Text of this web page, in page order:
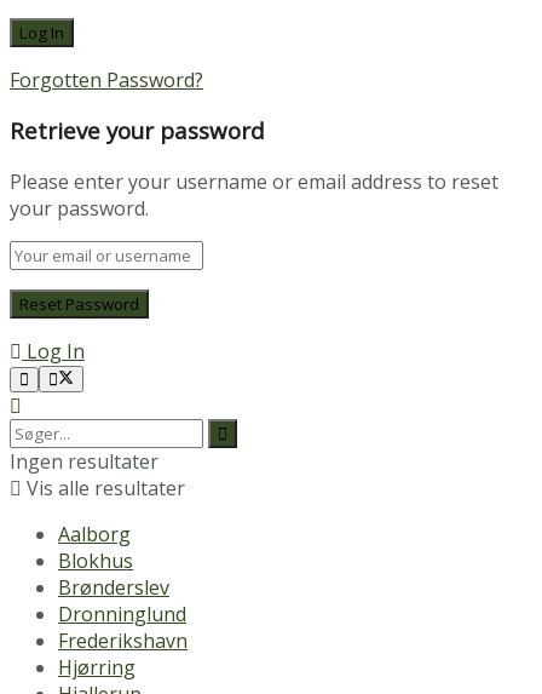
Forgotten Password?
Retrieve your password
Please enter your username or email address to reset
your password.
Log In
Ingen resultater
Vis alle resultater
Aalborg
Blokhus
Brønderslev
Dronninglund
Frederikshavn
Hjørring